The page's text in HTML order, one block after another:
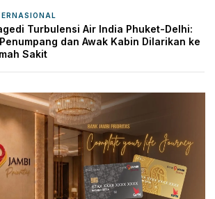
Turbulensi Air India Phuket-Delhi:
dan Awak Kabin Dilarikan ke
Sakit